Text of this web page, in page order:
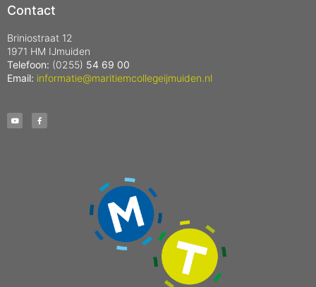
Contact
Briniostraat 12
1971 HM IJmuiden
Telefoon: (0255) 54 69 00
Email: informatie@maritiemcollegeijmuiden.nl